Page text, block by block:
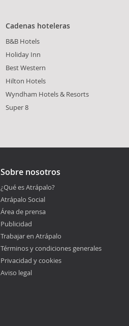
Cadenas hoteleras
B&B Hotels
Holiday Inn
Best Western
Hilton Hotels
Wyndham Hotels & Resorts
Super 8
Sobre nosotros
¿Qué es Atrápalo?
Atrápalo Social
Área de prensa
Publicidad
Trabajar en Atrápalo
Términos y condiciones generales
Privacidad y cookies
Aviso legal